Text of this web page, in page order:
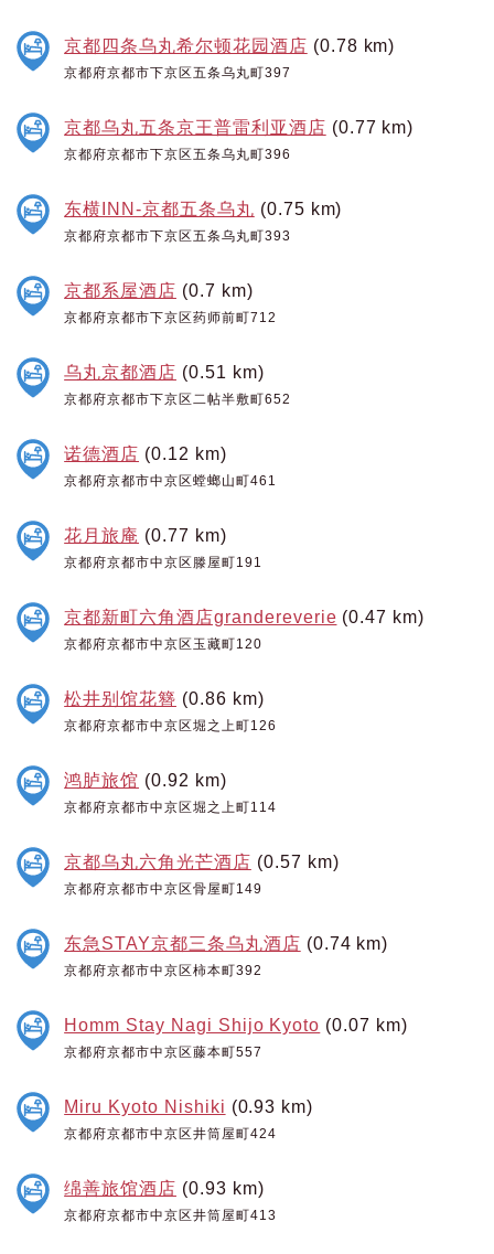
京都四条乌丸希尔顿花园酒店 (0.78 km)
京都府京都市下京区五条乌丸町397
京都乌丸五条京王普雷利亚酒店 (0.77 km)
京都府京都市下京区五条乌丸町396
东横INN-京都五条乌丸 (0.75 km)
京都府京都市下京区五条乌丸町393
京都系屋酒店 (0.7 km)
京都府京都市下京区药师前町712
乌丸京都酒店 (0.51 km)
京都府京都市下京区二帖半敷町652
诺德酒店 (0.12 km)
京都府京都市中京区螳螂山町461
花月旅庵 (0.77 km)
京都府京都市中京区滕屋町191
京都新町六角酒店grandereverie (0.47 km)
京都府京都市中京区玉藏町120
松井别馆花簪 (0.86 km)
京都府京都市中京区堀之上町126
鸿胪旅馆 (0.92 km)
京都府京都市中京区堀之上町114
京都乌丸六角光芒酒店 (0.57 km)
京都府京都市中京区骨屋町149
东急STAY京都三条乌丸酒店 (0.74 km)
京都府京都市中京区柿本町392
Homm Stay Nagi Shijo Kyoto (0.07 km)
京都府京都市中京区藤本町557
Miru Kyoto Nishiki (0.93 km)
京都府京都市中京区井筒屋町424
绵善旅馆酒店 (0.93 km)
京都府京都市中京区井筒屋町413